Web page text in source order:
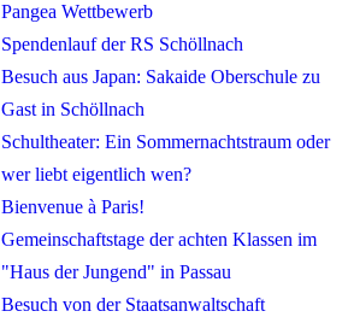
Pangea Wettbewerb
Spendenlauf der RS Schöllnach
Besuch aus Japan: Sakaide Oberschule zu
Gast in Schöllnach
Schultheater: Ein Sommernachtstraum oder
wer liebt eigentlich wen?
Bienvenue à Paris!
Gemeinschaftstage der achten Klassen im
"Haus der Jungend" in Passau
Besuch von der Staatsanwaltschaft